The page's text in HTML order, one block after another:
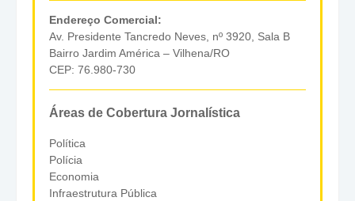
Endereço Comercial:
Av. Presidente Tancredo Neves, nº 3920, Sala B
Bairro Jardim América – Vilhena/RO
CEP: 76.980-730
Áreas de Cobertura Jornalística
Política
Polícia
Economia
Infraestrutura Pública